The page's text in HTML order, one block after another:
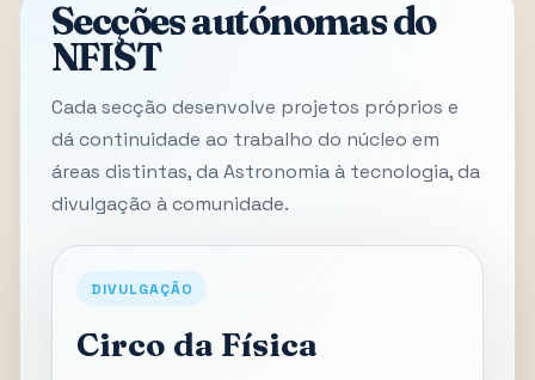
Secções autónomas do
NFIST
Cada secção desenvolve projetos próprios e
dá continuidade ao trabalho do núcleo em
áreas distintas, da Astronomia à tecnologia, da
divulgação à comunidade.
DIVULGAÇÃO
Circo da Física